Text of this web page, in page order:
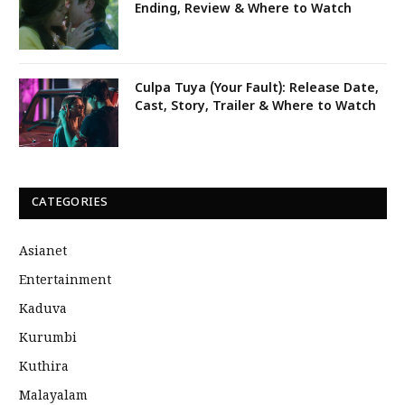
Ending, Review & Where to Watch
Culpa Tuya (Your Fault): Release Date,
Cast, Story, Trailer & Where to Watch
CATEGORIES
Asianet
Entertainment
Kaduva
Kurumbi
Kuthira
Malayalam